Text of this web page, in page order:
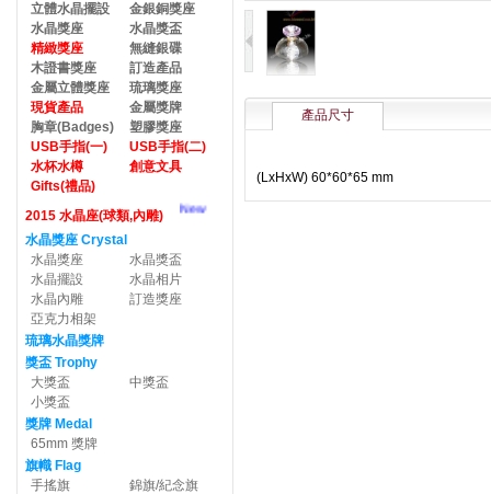
立體水晶擺設
金銀銅獎座
水晶獎座
水晶獎盃
精緻獎座
無縫銀碟
木證書獎座
訂造產品
金屬立體獎座
琉璃獎座
現貨產品
金屬獎牌
胸章(Badges)
塑膠獎座
USB手指(一)
USB手指(二)
水杯水樽
創意文具
Gifts(禮品)
2015 水晶座(球類,內雕)
New
水晶獎座 Crystal
水晶獎座
水晶獎盃
水晶擺設
水晶相片
水晶內雕
訂造獎座
亞克力相架
琉璃水晶獎牌
獎盃 Trophy
大獎盃
中獎盃
小獎盃
獎牌 Medal
65mm 獎牌
旗幟 Flag
手搖旗
錦旗/紀念旗
產品尺寸
(LxHxW) 60*60*65 mm